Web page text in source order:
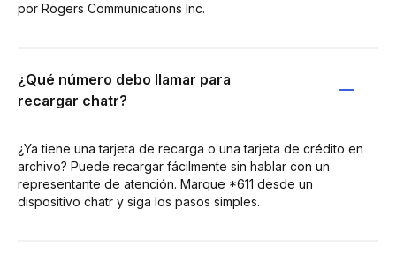
por Rogers Communications Inc.
¿Qué número debo llamar para
recargar chatr?
¿Ya tiene una tarjeta de recarga o una tarjeta de crédito en
archivo? Puede recargar fácilmente sin hablar con un
representante de atención. Marque *611 desde un
dispositivo chatr y siga los pasos simples.